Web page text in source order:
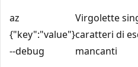
az
{"key":"value"}
--debug
Virgolette
caratteri di
mancanti